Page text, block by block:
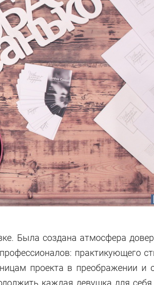
Была создана атмосфера
практикующего
проекта в преображении и
каждая девушка для